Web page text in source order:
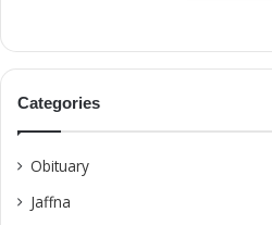
Categories
Obituary
Jaffna